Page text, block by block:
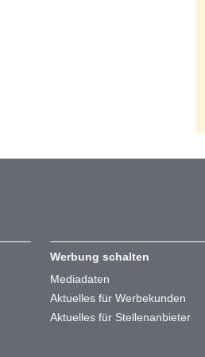
Werbung schalten
Mediadaten
Aktuelles für Werbekunden
Aktuelles für Stellenanbieter